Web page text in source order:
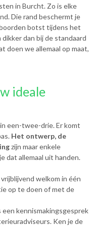
in Burcht. Zo is elke
Die rand beschermt je
botst tijdens het
dan bij de standaard
doen we allemaal op maat,
ideale
een-twee-drie. Er komt
Het ontwerp, de
zijn maar enkele
dat allemaal uit handen.
welkom in één
op te doen of met de
een kennismakingsgesprek
Ken je de